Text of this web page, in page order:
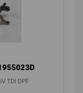
TDI DPF